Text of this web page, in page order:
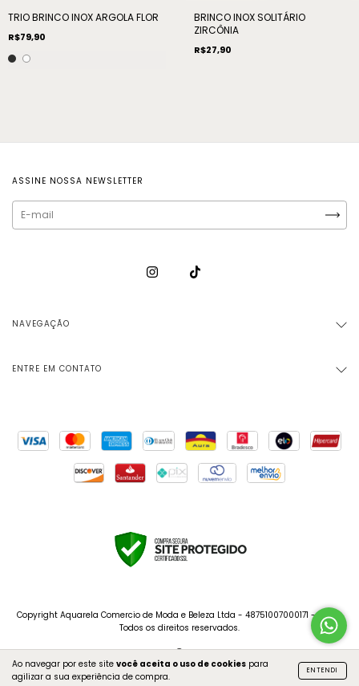
Ao navegar por este site você aceita o uso de cookies para
agilizar a sua experiência de compra.
ENTENDI
TRIO BRINCO INOX ARGOLA FLOR
R$79,90
BRINCO INOX SOLITÁRIO
ZIRCÔNIA
R$27,90
ASSINE NOSSA NEWSLETTER
NAVEGAÇÃO
ENTRE EM CONTATO
Copyright Aquarela Comercio de Moda e Beleza Ltda - 48751007000171 - 2026.
Todos os direitos reservados.